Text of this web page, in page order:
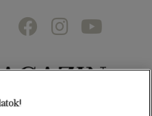
olvasókig